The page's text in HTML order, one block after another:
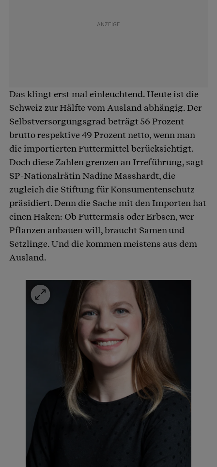
Das klingt erst mal einleuchtend. Heute ist die
Schweiz zur Hälfte vom Ausland abhängig. Der
Selbstversorgungsgrad beträgt 56 Prozent
brutto respektive 49 Prozent netto, wenn man
die importierten Futtermittel berücksichtigt.
Doch diese Zahlen grenzen an Irreführung, sagt
SP-Nationalrätin Nadine Masshardt, die
zugleich die Stiftung für Konsumentenschutz
präsidiert. Denn die Sache mit den Importen hat
einen Haken: Ob Futtermais oder Erbsen, wer
Pflanzen anbauen will, braucht Samen und
Setzlinge. Und die kommen meistens aus dem
Ausland.